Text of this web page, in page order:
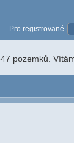
Pro registrované
pozemků.